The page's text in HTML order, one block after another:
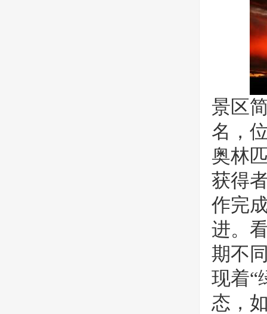
景区
名，
奥林
获得
作完
进。
期不
现着“
态，